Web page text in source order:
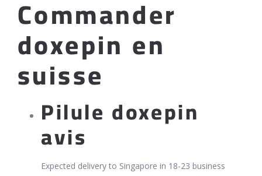
Commander
doxepin en
suisse
Pilule doxepin
avis
Expected delivery to Singapore in 18-23 business